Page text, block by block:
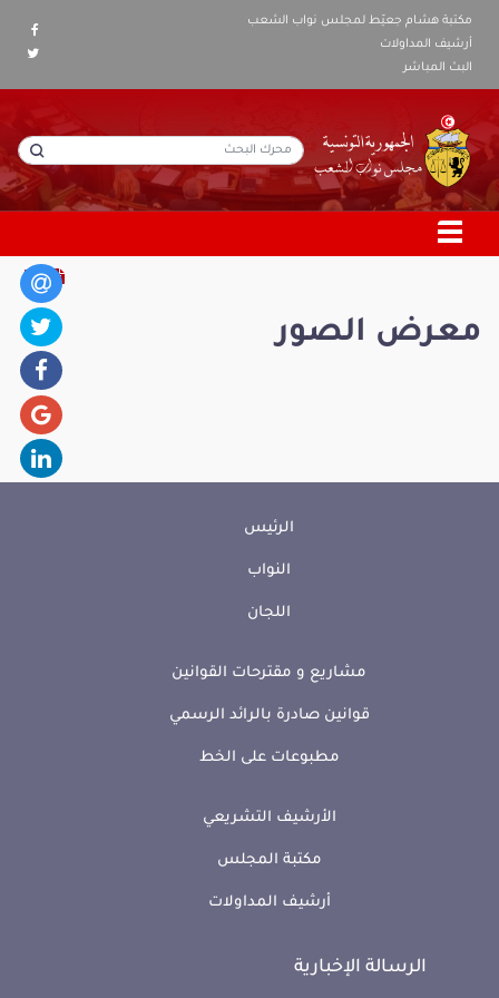
مكتبة هشام جعيّط لمجلس نواب الشعب
أرشيف المداولات
البث المباشر
معرض الصور
الرئيس
النواب
اللجان
مشاريع و مقترحات القوانين
قوانين صادرة بالرائد الرسمي
مطبوعات على الخط
الأرشيف التشريعي
مكتبة المجلس
أرشيف المداولات
الرسالة الإخبارية